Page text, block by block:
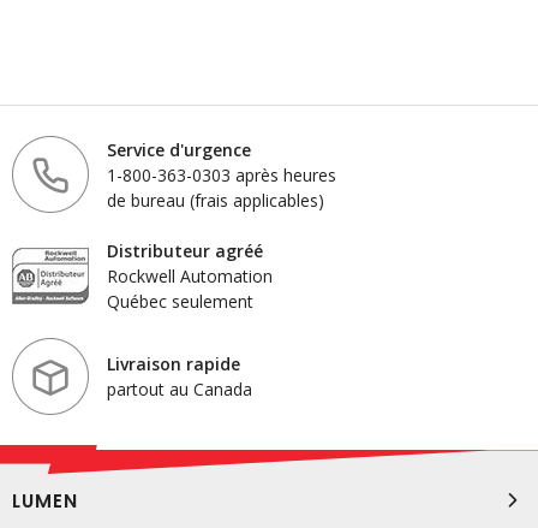
Service d'urgence
1-800-363-0303 après heures
de bureau (frais applicables)
Distributeur agréé
Rockwell Automation
Québec seulement
Livraison rapide
partout au Canada
LUMEN